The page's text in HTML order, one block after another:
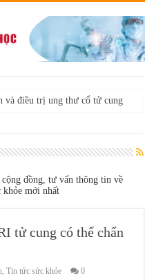
và điều trị ung thư cổ tử cung
đồng, tư vấn thông tin về
khỏe mới nhất
tử cung có thể chẩn
,Tin tức sức khỏe 0